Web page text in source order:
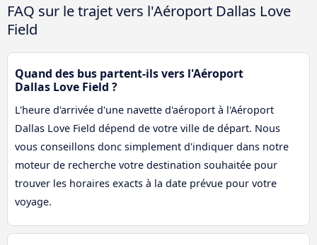
FAQ sur le trajet vers l'Aéroport Dallas Love
Field
Quand des bus partent-ils vers l'Aéroport
Dallas Love Field ?
L'heure d'arrivée d'une navette d'aéroport à l'Aéroport
Dallas Love Field dépend de votre ville de départ. Nous
vous conseillons donc simplement d'indiquer dans notre
moteur de recherche votre destination souhaitée pour
trouver les horaires exacts à la date prévue pour votre
voyage.